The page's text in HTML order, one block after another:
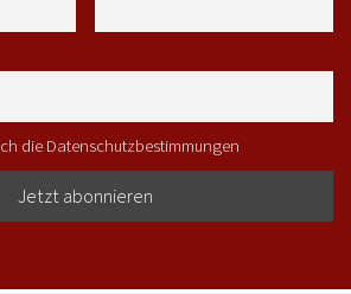
die Datenschutzbestimmungen